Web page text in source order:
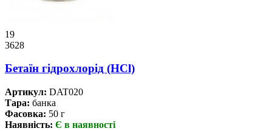
19
3628
Бетаїн гідрохлорід (HCl)
Артикул: DAT020
Тара: банка
Фасовка: 50 г
Наявність: Є в наявності